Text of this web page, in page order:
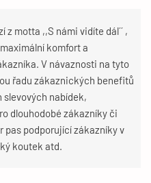
motta ,,S námi vidíte dál´´ ,
komfort a
V návaznosti na tyto
řadu zákaznických benefitů
slevových nabídek,
dlouhodobé zákazníky či
pas podporující zákazníky v
koutek atd.